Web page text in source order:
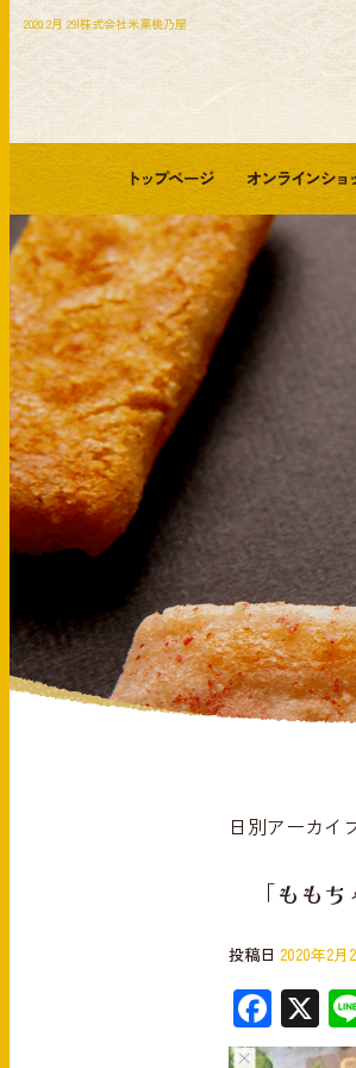
2020 2月 29|株式会社米菓桃乃屋
日別アーカイ
「もも
投稿日 2020年2月
F
ac
X